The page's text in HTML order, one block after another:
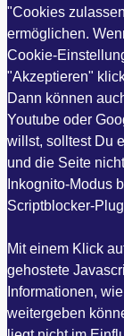
"Cookies
ermöglichen.
Cookie-
"Akzeptieren"
Dann können
Youtube oder
willst, solltest Du
und die Seite
Inkognito-Modus
Scriptblocker-
Mit einem Klick
gehostete
Informationen,
weitergeben